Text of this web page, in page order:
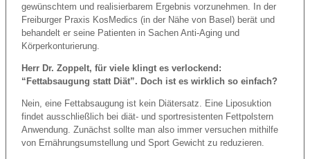
gewünschtem und realisierbarem Ergebnis vorzunehmen. In der
Freiburger Praxis KosMedics (in der Nähe von Basel) berät und
behandelt er seine Patienten in Sachen Anti-Aging und
Körperkonturierung.
Herr Dr. Zoppelt, für viele klingt es verlockend:
“Fettabsaugung statt Diät”. Doch ist es wirklich so einfach?
Nein, eine Fettabsaugung ist kein Diätersatz. Eine Liposuktion
findet ausschließlich bei diät- und sportresistenten Fettpolstern
Anwendung. Zunächst sollte man also immer versuchen mithilfe
von Ernährungsumstellung und Sport Gewicht zu reduzieren.